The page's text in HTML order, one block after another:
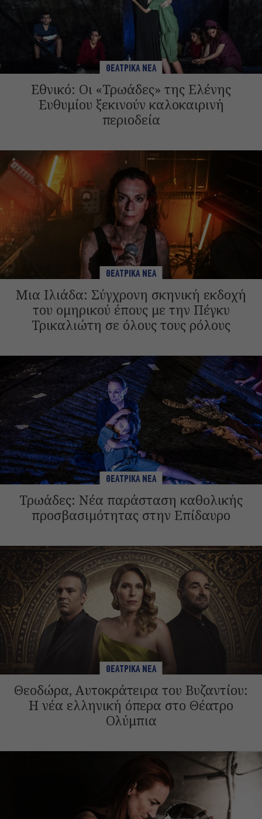
ΘΕΑΤΡΙΚΑ ΝΕΑ
Εθνικό: Οι «Τρωάδες» της Ελένης
Ευθυμίου ξεκινούν καλοκαιρινή
περιοδεία
ΘΕΑΤΡΙΚΑ ΝΕΑ
Μια Ιλιάδα: Σύγχρονη σκηνική εκδοχή
του ομηρικού έπους με την Πέγκυ
Τρικαλιώτη σε όλους τους ρόλους
ΘΕΑΤΡΙΚΑ ΝΕΑ
Τρωάδες: Νέα παράσταση καθολικής
προσβασιμότητας στην Επίδαυρο
ΘΕΑΤΡΙΚΑ ΝΕΑ
Θεοδώρα, Αυτοκράτειρα του Βυζαντίου:
Η νέα ελληνική όπερα στο Θέατρο
Ολύμπια